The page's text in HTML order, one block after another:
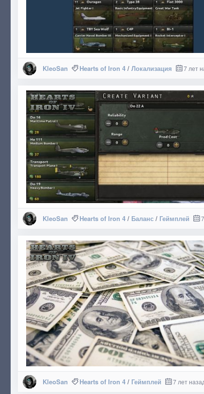
KleoSan Hearts of Iron 4/ Локализация 7 лет
KleoSan Hearts of Iron 4/ Баланс/ Геймплей
KleoSan Hearts of Iron 4/ Геймплей 7 лет